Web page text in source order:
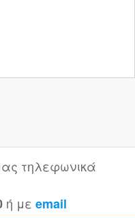
τηλεφωνικά
ή με email